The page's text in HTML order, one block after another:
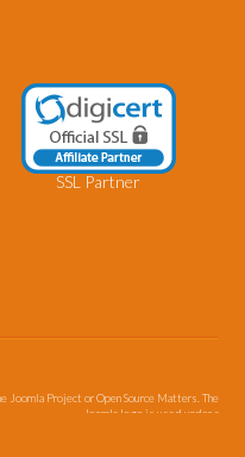
SSL Partner
Project or Open Source Matters. The
Joomla logo is used under a